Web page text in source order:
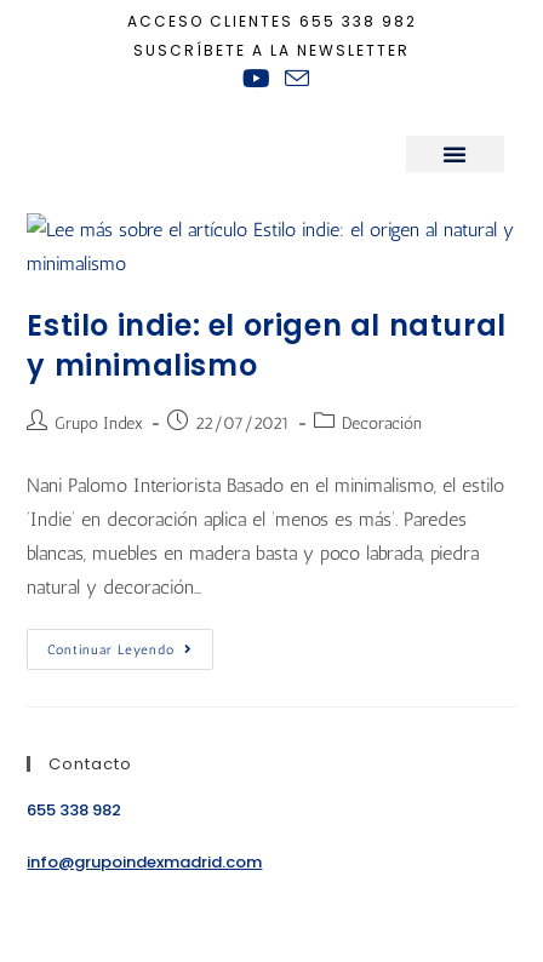
ACCESO CLIENTES 655 338 982
SUSCRÍBETE A LA NEWSLETTER
Estilo indie: el origen al natural
y minimalismo
Grupo Index 22/07/2021 Decoración
Nani Palomo Interiorista Basado en el minimalismo, el estilo
‘Indie’ en decoración aplica el ‘menos es más’. Paredes
blancas, muebles en madera basta y poco labrada, piedra
natural y decoración…
Continuar Leyendo
Contacto
655 338 982
info@grupoindexmadrid.com